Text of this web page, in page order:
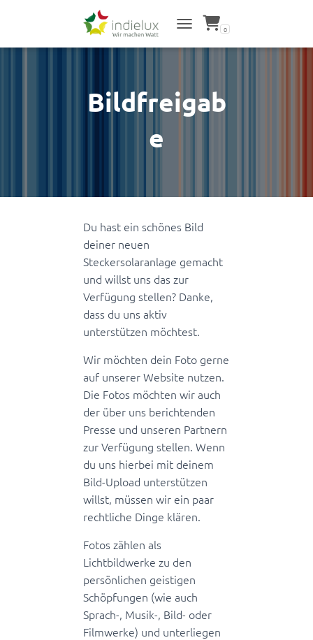
NAVIGATION UMSCHALTEN
0
Bildfreigab
e
Du hast ein schönes Bild
deiner neuen
Steckersolaranlage gemacht
und willst uns das zur
Verfügung stellen? Danke,
dass du uns aktiv
unterstützen möchtest.
Wir möchten dein Foto gerne
auf unserer Website nutzen.
Die Fotos möchten wir auch
der über uns berichtenden
Presse und unseren Partnern
zur Verfügung stellen. Wenn
du uns hierbei mit deinem
Bild-Upload unterstützen
willst, müssen wir ein paar
rechtliche Dinge klären.
Fotos zählen als
Lichtbildwerke zu den
persönlichen geistigen
Schöpfungen (wie auch
Sprach-, Musik-, Bild- oder
Filmwerke) und unterliegen